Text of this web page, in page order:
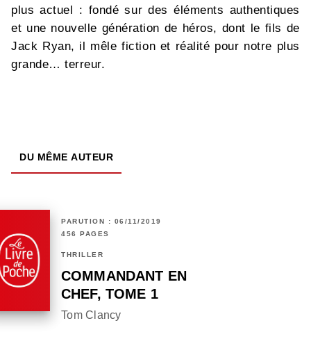
plus actuel : fondé sur des éléments authentiques
et une nouvelle génération de héros, dont le fils de
Jack Ryan, il mêle fiction et réalité pour notre plus
grande… terreur.
DU MÊME AUTEUR
PARUTION : 06/11/2019
456 PAGES
THRILLER
COMMANDANT EN
CHEF, TOME 1
Tom Clancy